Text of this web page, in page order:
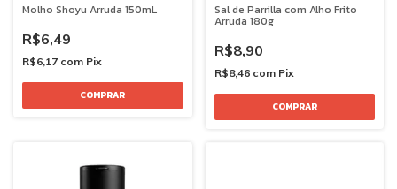
Molho Shoyu Arruda 150mL
R$6,49
R$6,17 com Pix
Sal de Parrilla com Alho Frito
Arruda 180g
R$8,90
R$8,46 com Pix